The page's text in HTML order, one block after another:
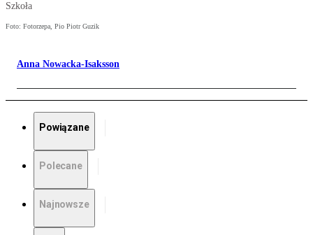
Szkoła
Foto: Fotorzepa, Pio Piotr Guzik
Anna Nowacka-Isaksson
Powiązane
Polecane
Najnowsze